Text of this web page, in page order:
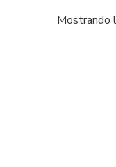
Mostrando